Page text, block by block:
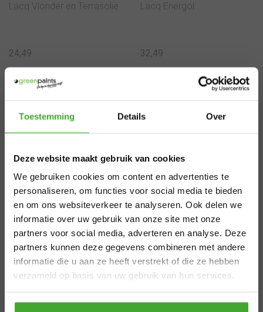
Toestemming Details Over
Deze website maakt gebruik van cookies
We gebruiken cookies om content en advertenties te
personaliseren, om functies voor social media te bieden
en om ons websiteverkeer te analyseren. Ook delen we
informatie over uw gebruik van onze site met onze
partners voor social media, adverteren en analyse. Deze
partners kunnen deze gegevens combineren met andere
informatie die u aan ze heeft verstrekt of die ze hebben
verzameld op basis van uw gebruik van hun services.
Lacq Vlonder en Terrasolie
24,49
Bekijken
Lacq Energol
32,49
Bekijken
Lacq
Lacq Produra in mengkleur
Fluxaf
PVCU Restorer
×
Aangepaste
levertijden
zomervakantie
Van 29 juli t/m 7 augustus zijn wij gesloten.
Bestel je vóór 28 juli 12.00 uur? Dan
verzenden we nog volgens planning. Bestel
je later, dan kan de levertijd iets langer zijn.
Bedankt voor je begrip en een fijne zomer!